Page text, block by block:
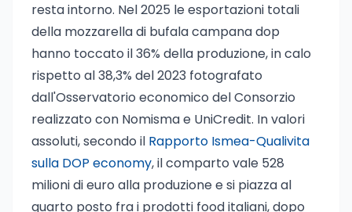
resta intorno. Nel 2025 le esportazioni totali
della mozzarella di bufala campana dop
hanno toccato il 36% della produzione, in calo
rispetto al 38,3% del 2023 fotografato
dall'Osservatorio economico del Consorzio
realizzato con Nomisma e UniCredit. In valori
assoluti, secondo il Rapporto Ismea-Qualivita
sulla DOP economy, il comparto vale 528
milioni di euro alla produzione e si piazza al
quarto posto fra i prodotti food italiani, dopo